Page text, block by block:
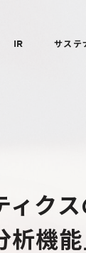
IR サステ
ィク
析機